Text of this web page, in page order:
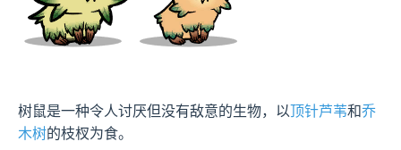
树鼠是一种令人讨厌但没有敌意的生物，以顶针芦苇和乔
木树的枝杈为食。